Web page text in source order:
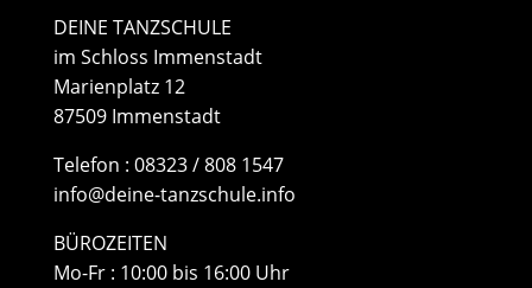
DEINE TANZSCHULE
im Schloss Immenstadt
Marienplatz 12
87509 Immenstadt
​Telefon : 08323 / 808 1547
info@deine-tanzschule.info
BÜROZEITEN
Mo-Fr : 10:00 bis 16:00 Uhr